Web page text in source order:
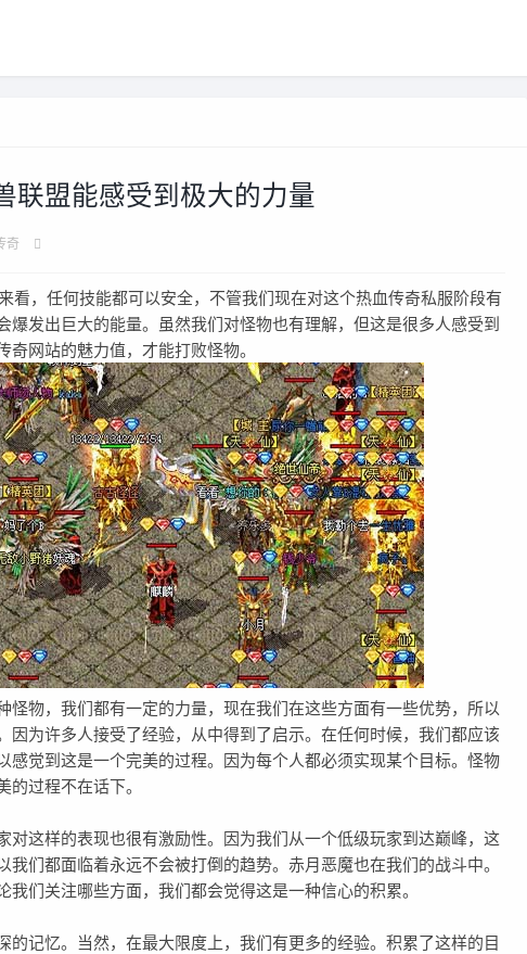
联盟能感受到极大的力量
奇
，任何技能都可以安全，不管我们现在对这个热血传奇私服阶段有
爆发出巨大的能量。虽然我们对怪物也有理解，但这是很多人感受到
网站的魅力值，才能打败怪物。
物，我们都有一定的力量，现在我们在这些方面有一些优势，所以
因为许多人接受了经验，从中得到了启示。在任何时候，我们都应该
感觉到这是一个完美的过程。因为每个人都必须实现某个目标。怪物
过程不在话下。
这样的表现也很有激励性。因为我们从一个低级玩家到达巅峰，这
我们都面临着永远不会被打倒的趋势。赤月恶魔也在我们的战斗中。
我们关注哪些方面，我们都会觉得这是一种信心的积累。
记忆。当然，在最大限度上，我们有更多的经验。积累了这样的目